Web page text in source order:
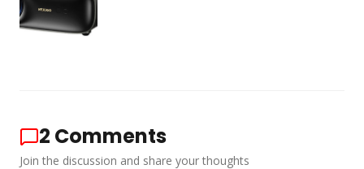
2 Comments
Join the discussion and share your thoughts